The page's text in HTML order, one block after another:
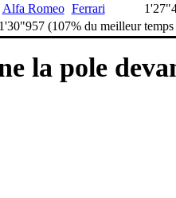
Alfa Romeo Ferrari
(107% du meilleur
la pole